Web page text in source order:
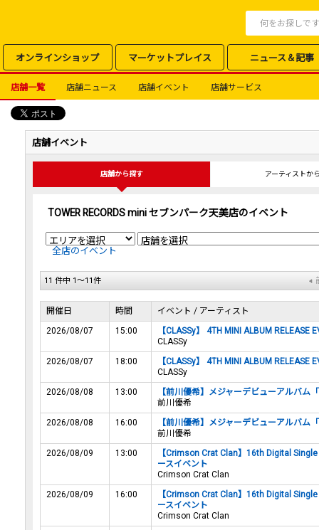
オンラインショップ マーケットプレイス ニュース＆記事
店舗一覧 店舗ニュース 店舗イベント 店舗サービス
店舗イベント
店舗から探す アーティストか
TOWER RECORDS mini セブンパーク天美店のイベント
全店のイベント
11 件中 1～11件
開催日 時間
イベント / アーティスト
2026/08/07
15:00
【CLASSy】 4TH MINI ALBUM RELEASE
CLASSy
2026/08/07
18:00
【CLASSy】 4TH MINI ALBUM RELEASE
CLASSy
2026/08/08
13:00
【前川優希】メジャーデビューアルバム
前川優希
2026/08/08
16:00
【前川優希】メジャーデビューアルバム
前川優希
2026/08/09
13:00
【Crimson Crat Clan】16th Digital Single
ースイベント
Crimson Crat Clan
2026/08/09
16:00
【Crimson Crat Clan】16th Digital Single
ースイベント
Crimson Crat Clan